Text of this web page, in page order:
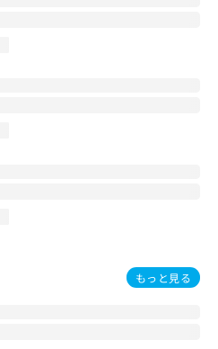
もっと見る